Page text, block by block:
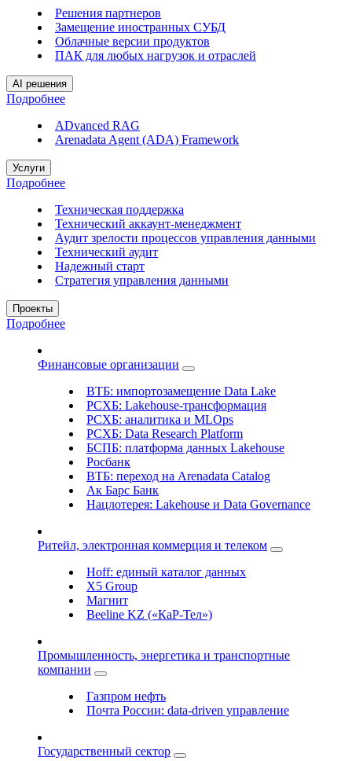
Решения партнеров
Замещение иностранных СУБД
Облачные версии продуктов
ПАК для любых нагрузок и отраслей
AI решения
Подробнее
ADvanced RAG
Arenadata Agent (ADA) Framework
Услуги
Подробнее
Техническая поддержка
Технический аккаунт-менеджмент
Аудит зрелости процессов управления данными
Технический аудит
Надежный старт
Стратегия управления данными
Проекты
Подробнее
Финансовые организации
ВТБ: импортозамещение Data Lake
РСХБ: Lakehouse-трансформация
РСХБ: аналитика и MLOps
РСХБ: Data Research Platform
БСПБ: платформа данных Lakehouse
Росбанк
ВТБ: переход на Arenadata Catalog
Ак Барс Банк
Нацлотерея: Lakehouse и Data Governance
Ритейл, электронная коммерция и телеком
Hoff: единый каталог данных
X5 Group
Магнит
Beeline KZ («КаР-Тел»)
Промышленность, энергетика и транспортные
компании
Газпром нефть
Почта России: data-driven управление
Государственный сектор